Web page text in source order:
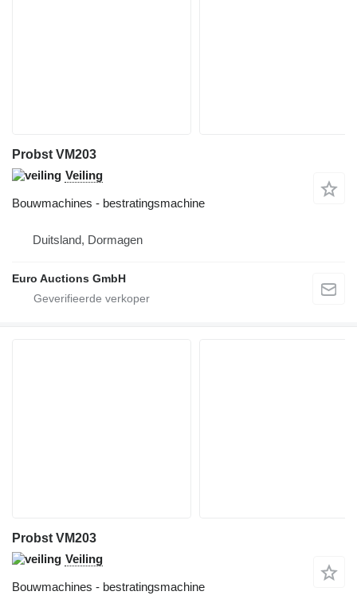
Probst VM203
Veiling
Bouwmachines - bestratingsmachine
Duitsland, Dormagen
Euro Auctions GmbH
Probst VM203
Veiling
Bouwmachines - bestratingsmachine